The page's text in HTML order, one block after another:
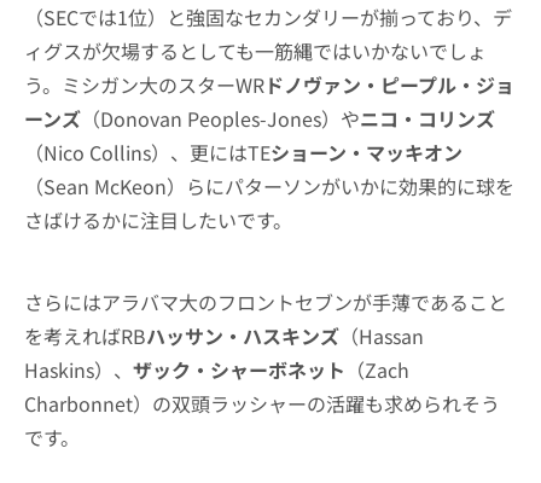
（SECでは1位）と強固なセカンダリーが揃っており、デ
ィグスが欠場するとしても一筋縄ではいかないでしょ
う。ミシガン大のスターWRドノヴァン・ピープル・ジョ
ーンズ （Donovan Peoples-Jones）やニコ・コリンズ
（Nico Collins）、更にはTEショーン・マッキオン
（Sean McKeon）らにパターソンがいかに効果的に球を
さばけるかに注目したいです。
さらにはアラバマ大のフロントセブンが手薄であること
を考えればRBハッサン・ハスキンズ （Hassan
Haskins）、 ザック・シャーボネット （Zach
Charbonnet）の双頭ラッシャーの活躍も求められそう
です。